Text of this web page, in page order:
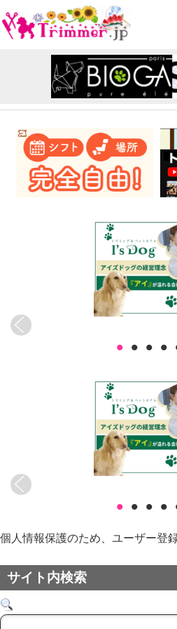
• • • •
• • • •
個人情報保護のため、ユーザー登
サイト内検索